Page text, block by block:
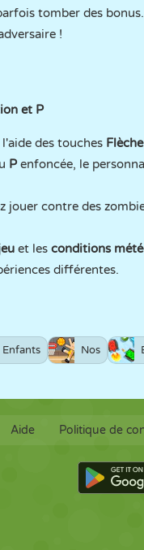
tomber des
!
et P
des touches
Penfoncée, le
jouer contre des
et les conditions
différentes.
Enfants Nos
Aide Politique de